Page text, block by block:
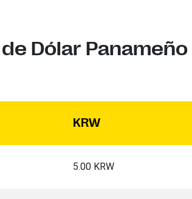
Dólar Panameño
KRW
5.00 KRW